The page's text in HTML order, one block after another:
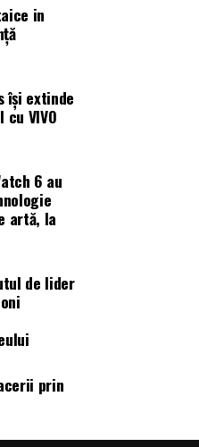
cald este momentul
parfumuri
de nișă. Iar
că
și accesibilitatea
colaborarea
tinerilor fermieri si
competitive.
romaneasca
si al fluctuatiilor
dintre cele mai eficiente
economice.
faciliteaza
la dezvoltarea unor
provocarilor din
sustin dezvoltarea
de munca si
ele contribuie la
romani pe piata
sectorului
in
își extinde
VIVO
6 au
artă, la
de lider
prin